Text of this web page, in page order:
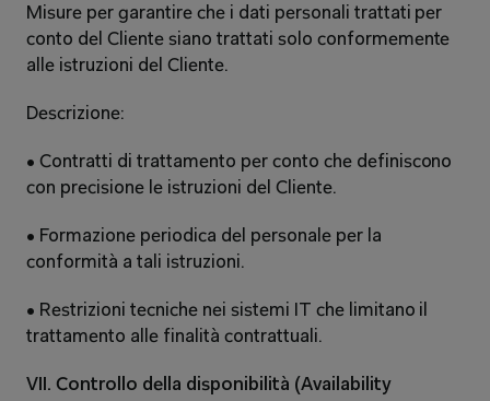
Misure per garantire che i dati personali trattati per
conto del Cliente siano trattati solo conformemente
alle istruzioni del Cliente.
Descrizione:
• Contratti di trattamento per conto che definiscono
con precisione le istruzioni del Cliente.
• Formazione periodica del personale per la
conformità a tali istruzioni.
• Restrizioni tecniche nei sistemi IT che limitano il
trattamento alle finalità contrattuali.
VII. Controllo della disponibilità (Availability